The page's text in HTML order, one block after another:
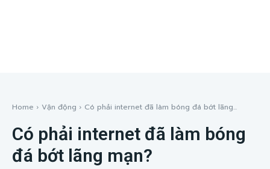
Home Vận động Có phải internet đã làm bóng đá bớt lãng...
Có phải internet đã làm bóng
đá bớt lãng mạn?